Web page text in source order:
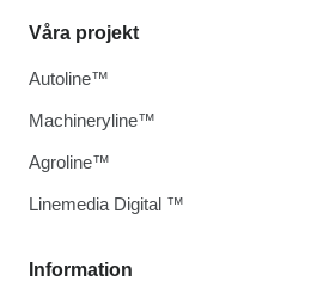
Information
Våra projekt
Autoline™
Machineryline™
Agroline™
Linemedia Digital ™